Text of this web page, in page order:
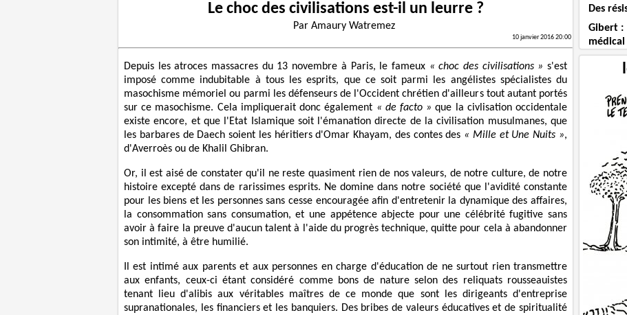
Le choc des civilisations est-il un leurre ?
Par Amaury Watremez
10 janvier 2016 20:00
Depuis les atroces massacres du 13 novembre à Paris, le fameux « choc des civilisations » s'est
imposé comme indubitable à tous les esprits, que ce soit parmi les angélistes spécialistes du
masochisme mémoriel ou parmi les défenseurs de l'Occident chrétien d'ailleurs tout autant portés
sur ce masochisme. Cela impliquerait donc également « de facto » que la civlisation occidentale
existe encore, et que l'Etat Islamique soit l'émanation directe de la civilisation musulmanes, que
les barbares de Daech soient les héritiers d'Omar Khayam, des contes des « Mille et Une Nuits »,
d'Averroès ou de Khalil Ghibran.
Or, il est aisé de constater qu'il ne reste quasiment rien de nos valeurs, de notre culture, de notre
histoire excepté dans de rarissimes esprits. Ne domine dans notre société que l'avidité constante
pour les biens et les personnes sans cesse encouragée afin d'entretenir la dynamique des affaires,
la consommation sans consumation, et une appétence abjecte pour une célébrité fugitive sans
avoir à faire la preuve d'aucun talent à l'aide du progrès technique, quitte pour cela à abandonner
son intimité, à être humilié.
Il est intimé aux parents et aux personnes en charge d'éducation de ne surtout rien transmettre
aux enfants, ceux-ci étant considéré comme bons de nature selon des reliquats rousseauistes
tenant lieu d'alibis aux véritables maîtres de ce monde que sont les dirigeants d'entreprise
supranationales, les financiers et les banquiers. Des bribes de valeurs éducatives et de spiritualité
Des
Gibert :
médical